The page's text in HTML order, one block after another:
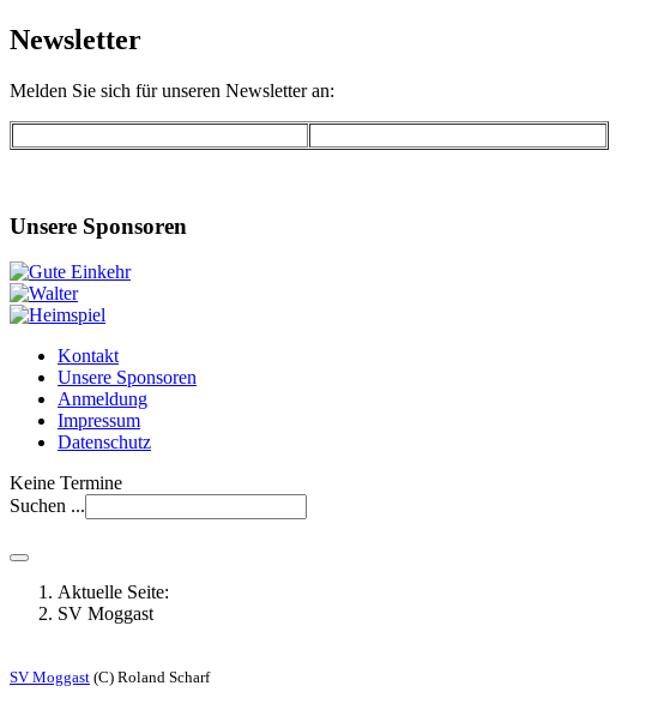
Newsletter
Melden Sie sich für unseren Newsletter an:
Unsere Sponsoren
Kontakt
Unsere Sponsoren
Anmeldung
Impressum
Datenschutz
Keine Termine
Suchen ...
Aktuelle Seite:
SV Moggast
SV Moggast (C) Roland Scharf